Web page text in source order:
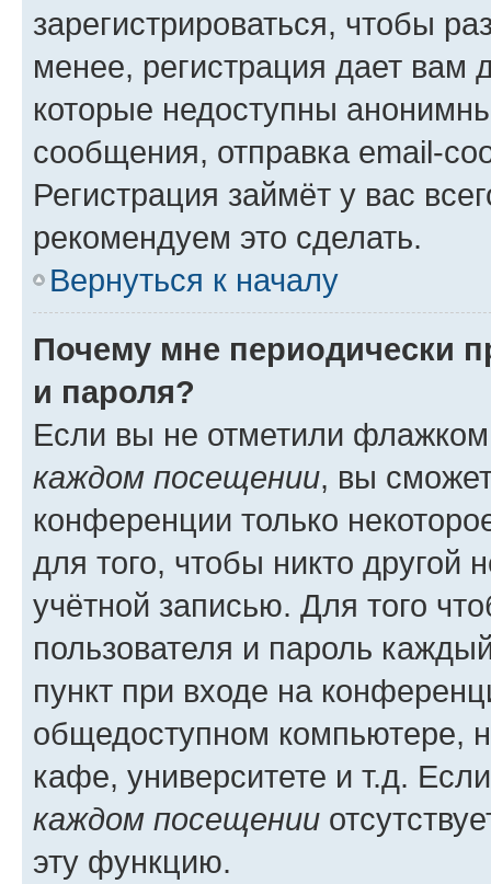
зарегистрироваться, чтобы
менее, регистрация дает вам
которые недоступны
сообщения, отправка email-
Регистрация займёт у вас
рекомендуем это сделать.
Вернуться к началу
Почему мне периодически
и пароля?
Если вы не отметили
каждом посещении, вы
конференции только
для того, чтобы никто другой
учётной записью. Для того
пользователя и пароль
пункт при входе на
общедоступном компьютере,
кафе, университете и т.д.
каждом посещении
эту функцию.